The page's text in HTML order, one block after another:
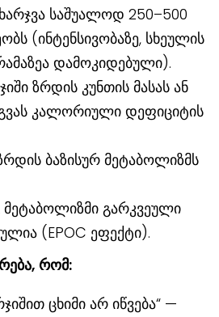
საშუალოდ 250–500
(ინტენსივობაზე, სხეულის
დამოკიდებული).
ზრდის კუნთის მასას ან
კალორიული დეფიციტის
ბაზისურ მეტაბოლიზმს
მეტაბოლიზმი გარკვეული
(EPOC ეფექტი).
რომ:
ცხიმი არ იწვება“ —